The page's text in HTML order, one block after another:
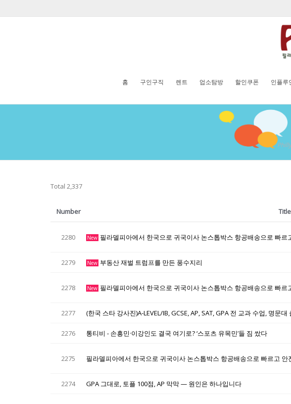
홈 구인구직 렌트 업소탐방 할인쿠폰 인플루
Total 2,337
Number Title
2280 New 필라델피아에서 한국으로 귀국이사 논스톱박스 항공배송으로 빠르
2279 New 부동산 재벌 트럼프를 만든 풍수지리
2278 New 필라델피아에서 한국으로 귀국이사 논스톱박스 항공배송으로 빠르
2277 (한국 스타 강사진)A-LEVEL/IB, GCSE, AP, SAT, GPA 전 교과 수업, 명문
2276 통티비 - 손흥민·이강인도 결국 여기로? ‘스포츠 유목민’들 짐 쌌다
2275 필라델피아에서 한국으로 귀국이사 논스톱박스 항공배송으로 빠르고 안
2274 GPA 그대로, 토플 100점, AP 막막 — 원인은 하나입니다